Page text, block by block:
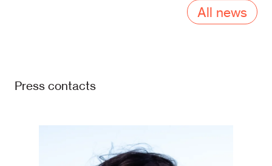
All news
Press contacts